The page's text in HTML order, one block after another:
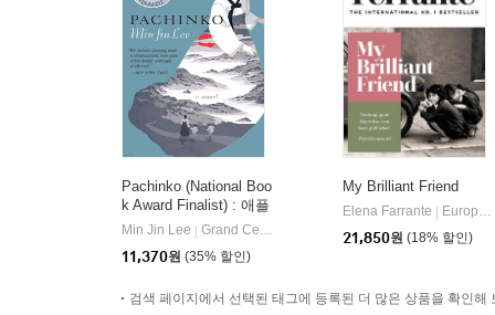
Pachinko (National Boo
k Award Finalist) : 애플
TV 드라마 '파친코' 원작
Min Jin Lee
Grand Central Publishing
11,370원 (35% 할인)
My Brilliant Friend
Elena Farrante
Europa Editions
21,850원 (18% 할인)
검색 페이지에서 선택된 태그에 등록된 더 많은 상품을 확인해